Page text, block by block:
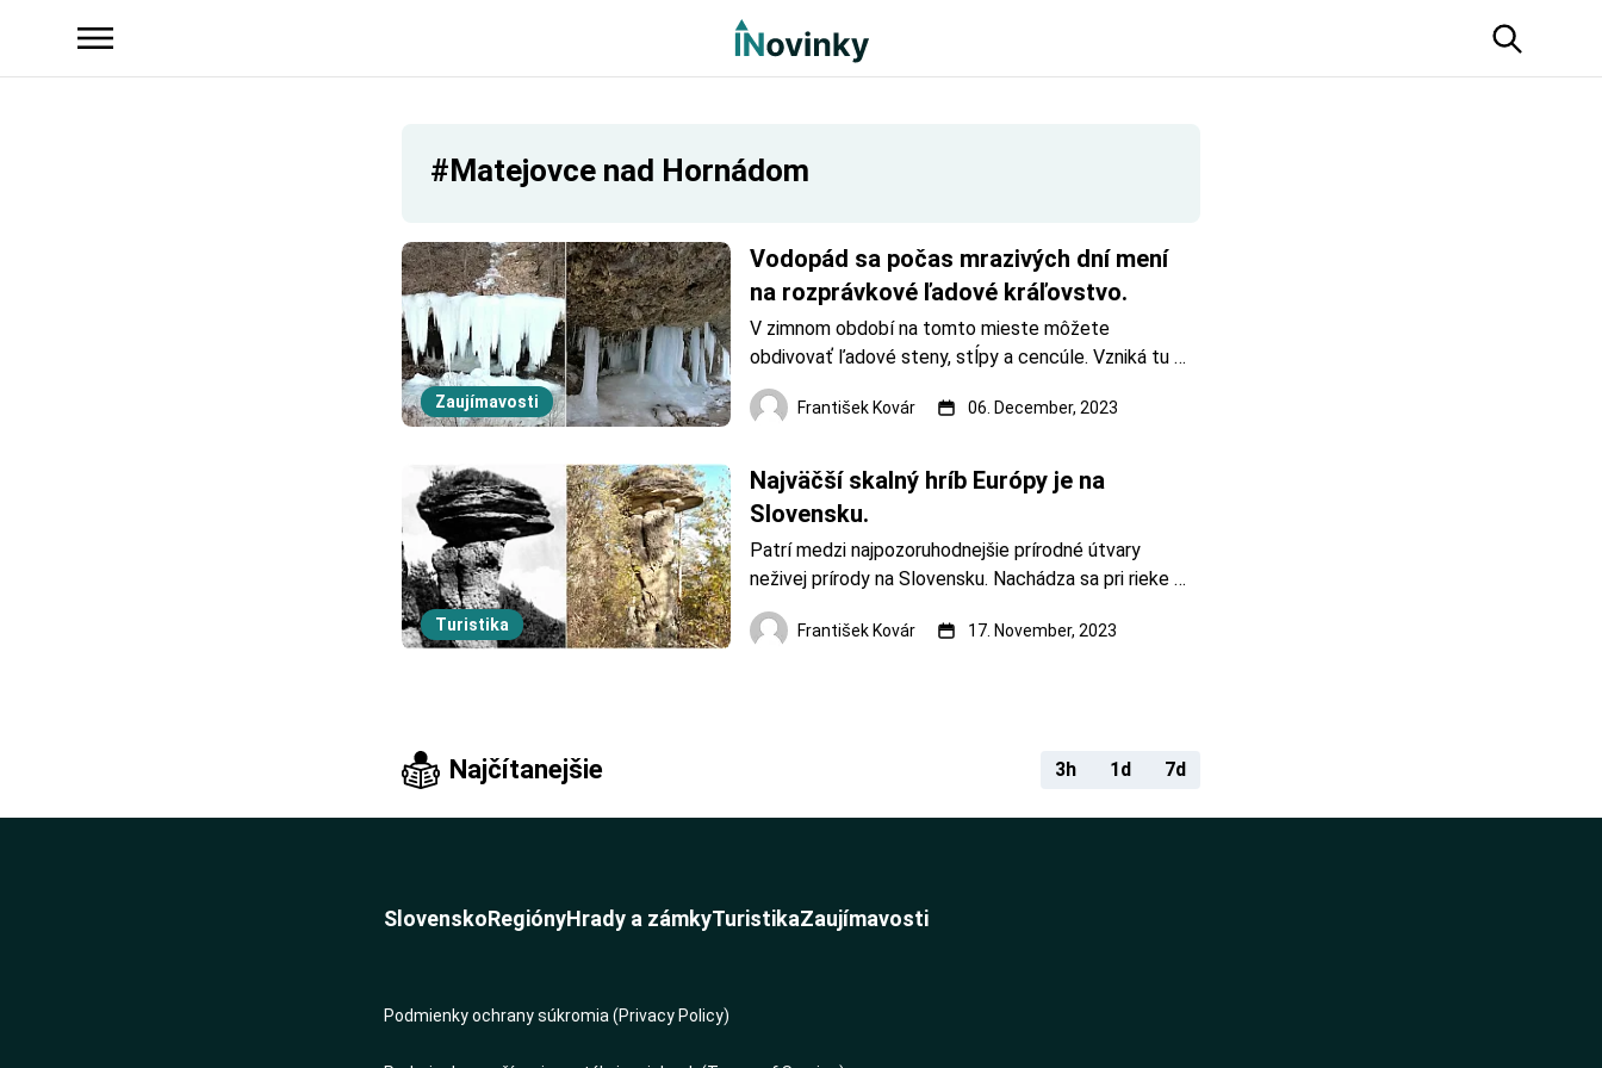
#Matejovce nad Hornádom
Zaujímavosti
Vodopád sa počas mrazivých dní mení
na rozprávkové ľadové kráľovstvo.
V zimnom období na tomto mieste môžete
obdivovať ľadové steny, stĺpy a cencúle. Vzniká tu
počas mrazov jeden z najkrajších ľadopádov na
Slovensku. Vodopád Šikľavá skala je široký od 25 do
František Kovár 06. December, 2023
Turistika
Najväčší skalný hríb Európy je na
Slovensku.
Patrí medzi najpozoruhodnejšie prírodné útvary
neživej prírody na Slovensku. Nachádza sa pri rieke
Hornád asi 5 kilometrov východným smerom od obce
Markušovce. Je súčasťou chráneného územia
František Kovár 17. November, 2023
Najčítanejšie 3h 1d 7d
SlovenskoRegiónyHrady a zámkyTuristikaZaujímavosti
Podmienky ochrany súkromia (Privacy Policy)